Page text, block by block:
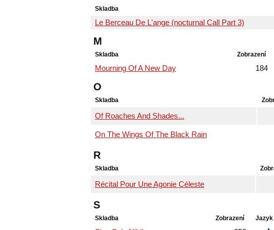
Skladba
Le Berceau De L'ange (nocturnal Call Part 3)
M
Skladba Zobrazení
Mourning Of A New Day 184
O
Skladba
Of Roaches And Shades...
On The Wings Of The Black Rain
R
Skladba
Récital Pour Une Agonie Céleste
S
Skladba Zobrazení Jazyk